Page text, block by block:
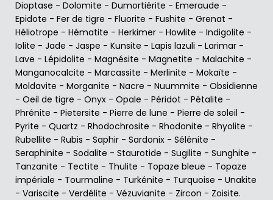
Dioptase - Dolomite - Dumortiérite - Emeraude -
Epidote - Fer de tigre - Fluorite - Fushite - Grenat -
Héliotrope - Hématite - Herkimer - Howlite - Indigolite -
Iolite - Jade - Jaspe - Kunsite - Lapis lazuli - Larimar -
Lave - Lépidolite - Magnésite - Magnetite - Malachite -
Manganocalcite - Marcassite - Merlinite - Mokaïte -
Moldavite - Morganite - Nacre - Nuummite - Obsidienne
- Oeil de tigre - Onyx - Opale - Péridot - Pétalite -
Phrénite - Pietersite - Pierre de lune - Pierre de soleil -
Pyrite - Quartz - Rhodochrosite - Rhodonite - Rhyolite -
Rubellite - Rubis - Saphir - Sardonix - Sélénite -
Seraphinite - Sodalite - Staurotide - Sugilite - Sunghite -
Tanzanite - Tectite - Thulite - Topaze bleue - Topaze
impériale - Tourmaline - Turkénite - Turquoise - Unakite
- Variscite - Verdélite - Vézuvianite - Zircon - Zoisite.